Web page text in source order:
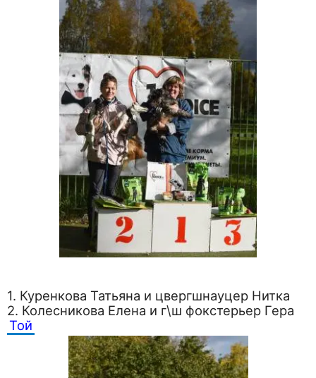
1. Куренкова Татьяна и цвергшнауцер Нитка
2. Колесникова Елена и г\ш фокстерьер Гера
Той